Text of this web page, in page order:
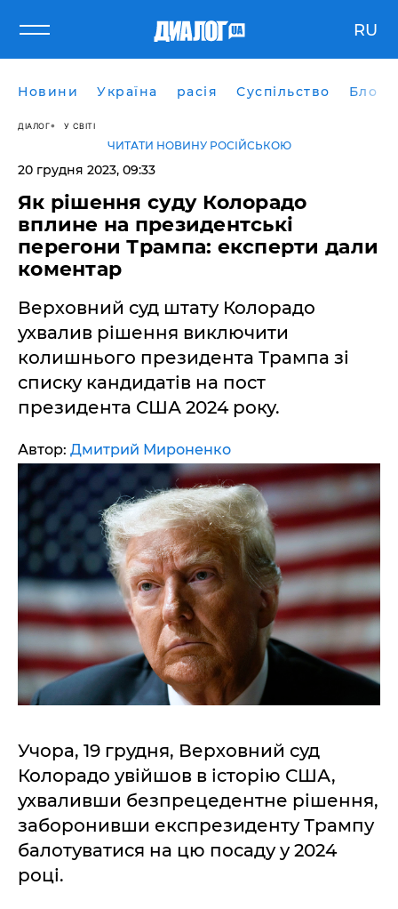
RU
Новини Україна расія Суспільство Блоги
ДІАЛОГ У СВІТІ
ЧИТАТИ НОВИНУ РОСІЙСЬКОЮ
20 грудня 2023, 09:33
Як рішення суду Колорадо
вплине на президентські
перегони Трампа: експерти дали
коментар
Верховний суд штату Колорадо
ухвалив рішення виключити
колишнього президента Трампа зі
списку кандидатів на пост
президента США 2024 року.
Автор: Дмитрий Мироненко
Учора, 19 грудня, Верховний суд
Колорадо увійшов в історію США,
ухваливши безпрецедентне рішення,
заборонивши експрезиденту Трампу
балотуватися на цю посаду у 2024
році.